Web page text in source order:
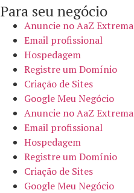
Para seu negócio​
Anuncie no AaZ Extrema
Email profissional
Hospedagem
Registre um Domínio
Criação de Sites
Google Meu Negócio
Anuncie no AaZ Extrema
Email profissional
Hospedagem
Registre um Domínio
Criação de Sites
Google Meu Negócio